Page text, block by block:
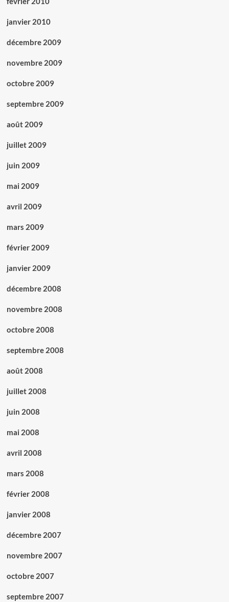
janvier 2010
décembre 2009
novembre 2009
octobre 2009
septembre 2009
août 2009
juillet 2009
juin 2009
mai 2009
avril 2009
mars 2009
février 2009
janvier 2009
décembre 2008
novembre 2008
octobre 2008
septembre 2008
août 2008
juillet 2008
juin 2008
mai 2008
avril 2008
mars 2008
février 2008
janvier 2008
décembre 2007
novembre 2007
octobre 2007
septembre 2007